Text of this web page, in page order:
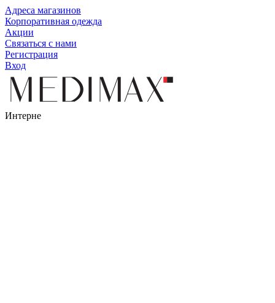
Адреса магазинов
Корпоративная одежда
Акции
Связаться с нами
Регистрация
Вход
Интерне